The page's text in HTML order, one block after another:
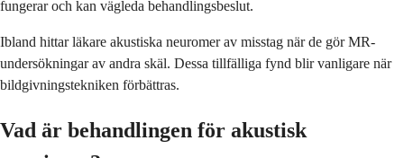
fungerar och kan vägleda behandlingsbeslut.
Ibland hittar läkare akustiska neuromer av misstag när de gör MR-
undersökningar av andra skäl. Dessa tillfälliga fynd blir vanligare när
bildgivningstekniken förbättras.
Vad är behandlingen för akustisk